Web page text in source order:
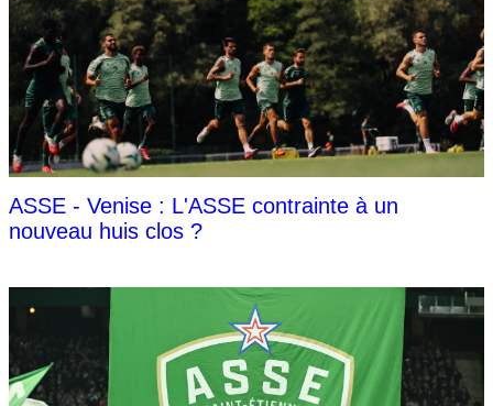
ASSE - Venise : L'ASSE contrainte à un
nouveau huis clos ?